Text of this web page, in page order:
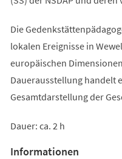
Die
lokalen Ereignisse in
europäischen
Dauerausstellung handelt
Gesamtdarstellung der
Dauer: ca. 2 h
Informationen